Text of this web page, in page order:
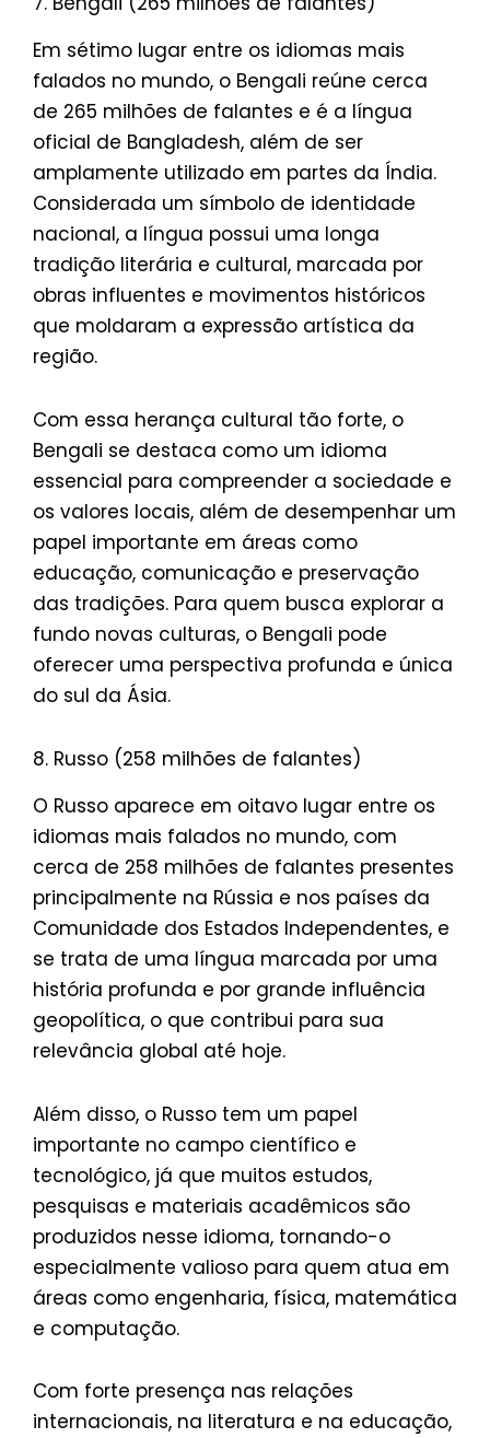
Em sétimo lugar entre os idiomas mais
falados no mundo, o Bengali reúne cerca
de 265 milhões de falantes e é a língua
oficial de Bangladesh, além de ser
amplamente utilizado em partes da Índia.
Considerada um símbolo de identidade
nacional, a língua possui uma longa
tradição literária e cultural, marcada por
obras influentes e movimentos históricos
que moldaram a expressão artística da
região.
Com essa herança cultural tão forte, o
Bengali se destaca como um idioma
essencial para compreender a sociedade e
os valores locais, além de desempenhar um
papel importante em áreas como
educação, comunicação e preservação
das tradições. Para quem busca explorar a
fundo novas culturas, o Bengali pode
oferecer uma perspectiva profunda e única
do sul da Ásia.
8. Russo (258 milhões de falantes)
O Russo aparece em oitavo lugar entre os
idiomas mais falados no mundo, com
cerca de 258 milhões de falantes presentes
principalmente na Rússia e nos países da
Comunidade dos Estados Independentes, e
se trata de uma língua marcada por uma
história profunda e por grande influência
geopolítica, o que contribui para sua
relevância global até hoje.
Além disso, o Russo tem um papel
importante no campo científico e
tecnológico, já que muitos estudos,
pesquisas e materiais acadêmicos são
produzidos nesse idioma, tornando-o
especialmente valioso para quem atua em
áreas como engenharia, física, matemática
e computação.
Com forte presença nas relações
internacionais, na literatura e na educação,